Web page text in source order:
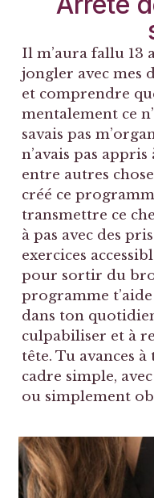
Il m’aura fallu 13
jongler avec mes
et comprendre
mentalement ce
savais pas
n’avais pas
entre autres
créé ce
transmettre ce
à pas avec des
exercices
pour sortir du
programme
dans ton
culpabiliser et à
tête. Tu avances
cadre simple,
ou simplement